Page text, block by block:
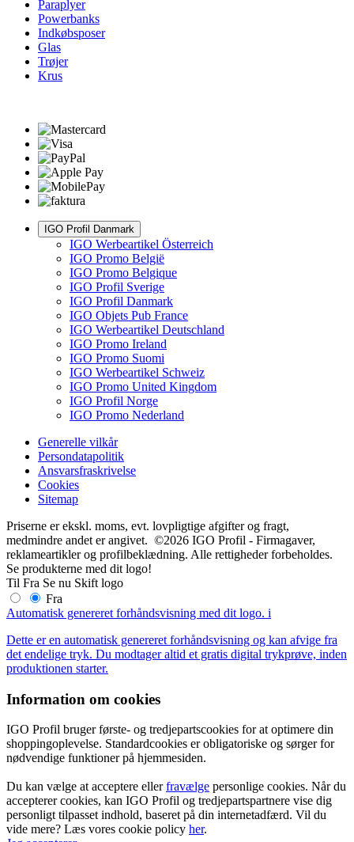
Paraplyer
Powerbanks
Indkøbsposer
Glas
Trøjer
Krus
IGO Profil Danmark
IGO Werbeartikel Österreich
IGO Promo België
IGO Promo Belgique
IGO Profil Sverige
IGO Profil Danmark
IGO Objets Pub France
IGO Werbeartikel Deutschland
IGO Promo Ireland
IGO Promo Suomi
IGO Werbeartikel Schweiz
IGO Promo United Kingdom
IGO Profil Norge
IGO Promo Nederland
Generelle vilkår
Persondatapolitik
Ansvarsfraskrivelse
Cookies
Sitemap
Priserne er ekskl. moms, evt. lovpligtige afgifter og fragt,
medmindre andet er angivet. ©2026 IGO Profil - Firmagaver,
reklameartikler og profilbeklædning. Alle rettigheder forbeholdes.
Se produkterne med dit logo!
Til Fra Se nu Skift logo
Fra
Automatisk genereret forhåndsvisning med dit logo. i
Dette er en automatisk genereret forhåndsvisning og kan afvige fra
det endelige tryk. Du modtager altid et gratis digital trykprøve, inden
produktionen starter.
Information om cookies
IGO Profil bruger første- og tredjepartscookies for at optimere din
shoppingoplevelse. Standardcookies er obligatoriske og sørger for
nødvendige funktioner på hjemmesiden.
Du kan vælge at acceptere ellerfravælge personlige cookies. Når du
accepterer cookies, kan IGO Profil og tredjepartspartnere vise dig
personligt tilpasset indhold, baseret på din internetadfærd. Vil du
vide mere? Læs vores cookie policy her.